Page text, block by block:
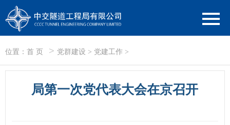
位置： 首 页 > 党群建设 > 党建工作 >
局第一次党代表大会在京召开